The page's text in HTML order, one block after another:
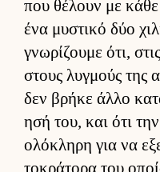
που θέλουν με
ένα μυστικό δύο
γνωρίζουμε ότι,
στους λυγ­μούς της
δεν βρήκε άλλο
ησή του, και ότι
ολόκληρη για να
τοκράτορα του